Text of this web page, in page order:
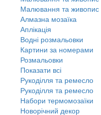
Малювання та живопис
Алмазна мозаїка
Аплікація
Водні розмальовки
Картини за номерами
Розмальовки
Показати всі
Рукоділля та ремесло
Рукоділля та ремесло
Набори термомозаїки
Новорічний декор